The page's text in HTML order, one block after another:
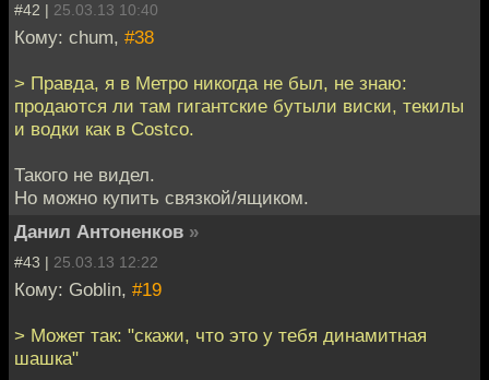
#42 | 25.03.13 10:40
Кому: chum, #38
> Правда, я в Метро никогда не был, не знаю:
продаются ли там гигантские бутыли виски, текилы
и водки как в Costco.
Такого не видел.
Но можно купить связкой/ящиком.
Данил Антоненков »
#43 | 25.03.13 12:22
Кому: Goblin, #19
> Может так: "скажи, что это у тебя динамитная
шашка"